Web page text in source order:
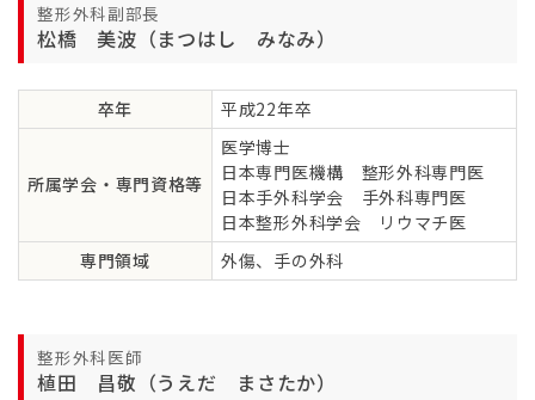
整形外科副部長
松橋 美波（まつはし みなみ）
卒年 平成22年卒
所属学会・専門資格等
医学博士
日本専門医機構 整形外科専門医
日本手外科学会 手外科専門医
日本整形外科学会 リウマチ医
専門領域
外傷、手の外科
整形外科医師
植田 昌敬（うえだ まさたか）